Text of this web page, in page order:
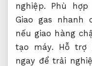
nghiệp.
Phù
Giao gas nhanh
nếu giao hàng
tạo máy.
Hỗ trợ
ngay để trải